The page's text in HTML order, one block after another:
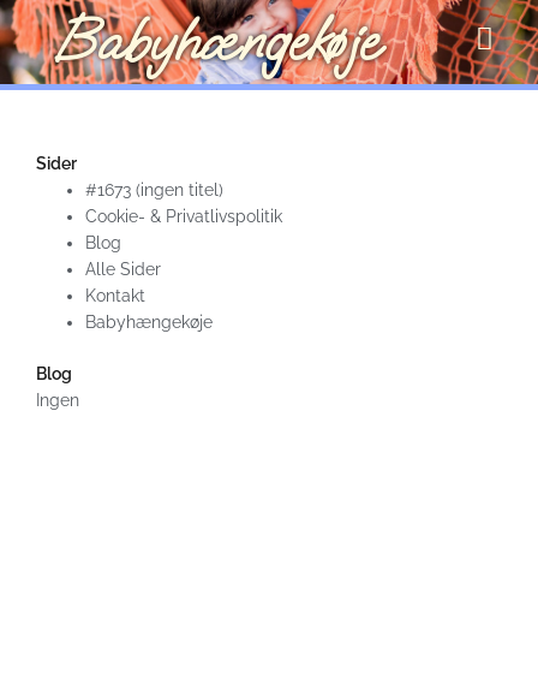
Gå
til
indholdetBabyhængekøje
Sider
#1673 (ingen titel)
Cookie- & Privatlivspolitik
Blog
Alle Sider
Kontakt
Babyhængekøje
Blog
Ingen